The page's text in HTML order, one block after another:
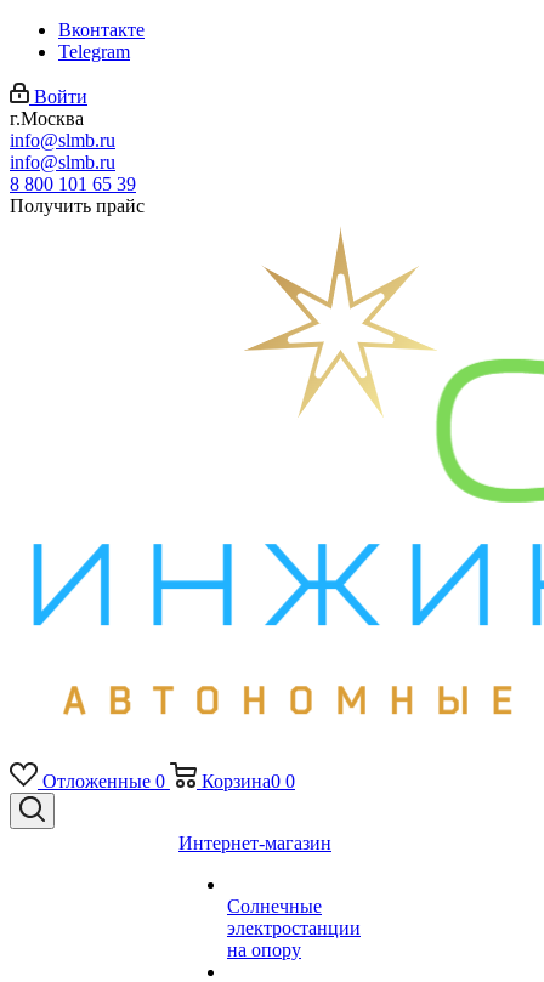
Вконтакте
Telegram
Войти
г.Москва
info@slmb.ru
info@slmb.ru
8 800 101 65 39
Получить прайс
Отложенные 0 Корзина0 0
Интернет-магазин
Солнечные
электростанции
на опору